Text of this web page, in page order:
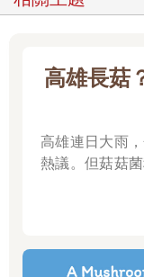
要求了。
麼就不能有自己獨特
雖然距離破解人體
時間，但是微生物學
（gebaute Umwelt）
球表面沒有冰雪覆蓋
公室、超級市場、工
汽車、火車和地鐵所
人類在約莫兩萬年
現，而且這種極度多
高雄長菇
高雄連日大雨
熱議。但菇菇